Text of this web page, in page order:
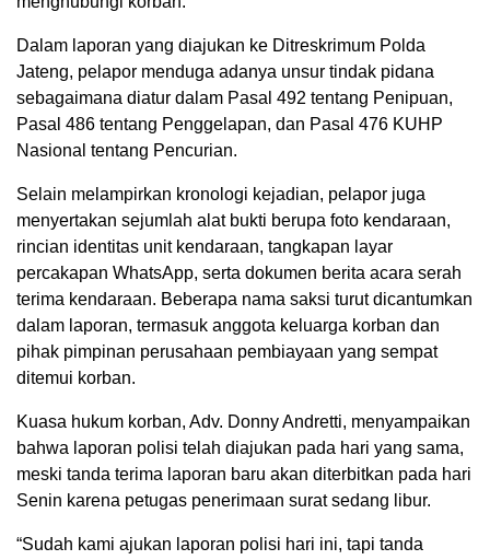
Dalam laporan yang diajukan ke Ditreskrimum Polda
Jateng, pelapor menduga adanya unsur tindak pidana
sebagaimana diatur dalam Pasal 492 tentang Penipuan,
Pasal 486 tentang Penggelapan, dan Pasal 476 KUHP
Nasional tentang Pencurian.
Selain melampirkan kronologi kejadian, pelapor juga
menyertakan sejumlah alat bukti berupa foto kendaraan,
rincian identitas unit kendaraan, tangkapan layar
percakapan WhatsApp, serta dokumen berita acara serah
terima kendaraan. Beberapa nama saksi turut dicantumkan
dalam laporan, termasuk anggota keluarga korban dan
pihak pimpinan perusahaan pembiayaan yang sempat
ditemui korban.
Kuasa hukum korban, Adv. Donny Andretti, menyampaikan
bahwa laporan polisi telah diajukan pada hari yang sama,
meski tanda terima laporan baru akan diterbitkan pada hari
Senin karena petugas penerimaan surat sedang libur.
“Sudah kami ajukan laporan polisi hari ini, tapi tanda